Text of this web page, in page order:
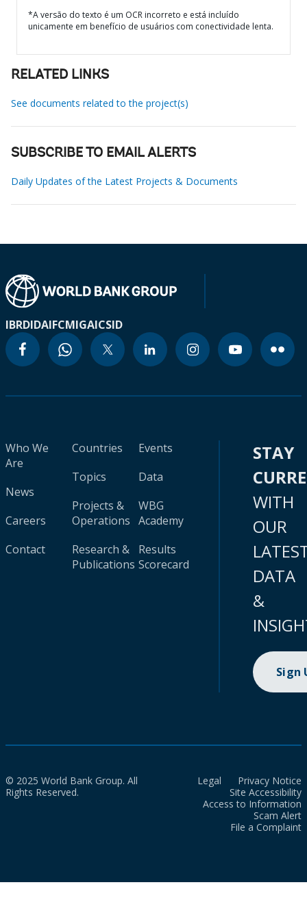
*A versão do texto é um OCR incorreto e está incluído
unicamente em benefício de usuários com conectividade lenta.
RELATED LINKS
See documents related to the project(s)
SUBSCRIBE TO EMAIL ALERTS
Daily Updates of the Latest Projects & Documents
IBRDIDAIFCMIGAICSID
Who We
Are
News
Careers
Contact
Countries
Topics
Projects &
Operations
Research &
Publications
Events
Data
WBG
Academy
Results
Scorecard
STAY
WITH
OUR
DATA
&
Sign
© 2025 World Bank Group. All
Rights Reserved.
Legal
Privacy Notice
Site Accessibility
Access to Information
Scam Alert
File a Complaint